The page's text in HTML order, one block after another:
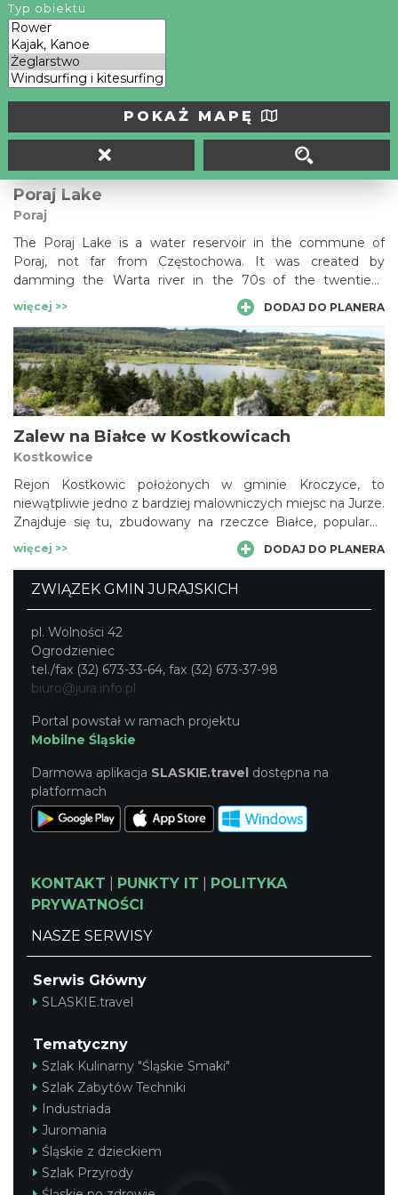
Typ obiektu
POKAŻ MAPĘ
położony jest w gminie Kroczyce w powiecie
zawierciańskim. Zbiornik powstał na przepływającej
nieopodal miejscowości rzece Krztyni. Jest zbiornikiem
przepływowym, o powierzchni 20 ha, malowniczo
plażą. Zalew jest popularnym wśród mieszkańców Zawiercia
miejscem rekreacyjnym, z ośrodkiem wypoczynkowym.
więcej >>
Poraj Lake
Poraj
The Poraj Lake is a water reservoir in the commune of
Poraj, not far from Częstochowa. It was created by
damming the Warta river in the 70s of the twentieth
century. It is a picturesque water body that has already
blended in with the surrounding landscape. That is why,
there are numerous cottages built around it. The lake also
attracts anglers. However, bathing and swimming have
been recently banned due to the water pollution.
więcej >> DODAJ DO PLANERA
Zalew na Białce w Kostkowicach
Kostkowice
Rejon Kostkowic położonych w gminie Kroczyce, to
niewątpliwie jedno z bardziej malowniczych miejsc na Jurze.
Znajduje się tu, zbudowany na rzeczce Białce, popularny
zbiornik wodny, zwany zalewem Kostkowice lub Dzibice.
Poniżej znajdują się trzy mniejsze akweny. Oprócz
innych form spędzania wolnego czasu. Lasy przyciągają
amatorów grzybów, a rozpoczynający się tu szlak
turystyczny umożliwia wędrówkę wzdłuż pasma Skał
Kroczyckich.
więcej >> DODAJ DO PLANERA
ZWIĄZEK GMIN JURAJSKICH
pl. Wolności 42
Ogrodzieniec
tel./fax (32) 673-33-64, fax (32) 673-37-98
biuro@jura.info.pl
Portal powstał w ramach projektu
Mobilne Śląskie
Darmowa aplikacja SLASKIE.travel dostępna na
platformach
KONTAKT PUNKTY IT
POLITYKA
PRYWATNOŚCI
NASZE SERWISY
Serwis Główny
SLASKIE.travel
Tematyczny
Szlak Kulinarny "Śląskie Smaki"
Szlak Zabytów Techniki
Industriada
Juromania
Śląskie z dzieckiem
Szlak Przyrody